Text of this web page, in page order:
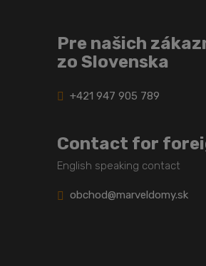
Pre našich
zo Slovenska
+421 947 905 789
Contact for
English speaking contact
obchod@marveldomy.sk